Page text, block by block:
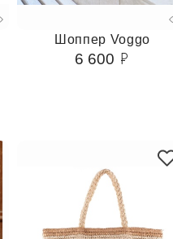
Шоппер Voggo
6 600